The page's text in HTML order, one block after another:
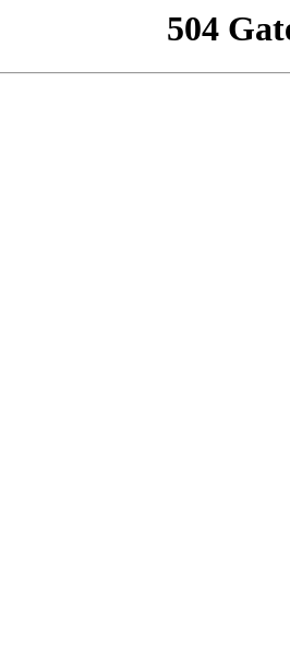
504